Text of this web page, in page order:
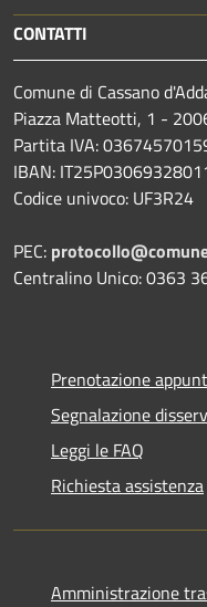
CONTATTI
Comune di Cassano
Piazza Matteotti, 1 -
Partita IVA:
IBAN:
Codice univoco: UF3R24
PEC:
Centralino Unico: 0363
Prenotazione
Segnalazione
Leggi le FAQ
Richiesta assistenza
Amministrazione